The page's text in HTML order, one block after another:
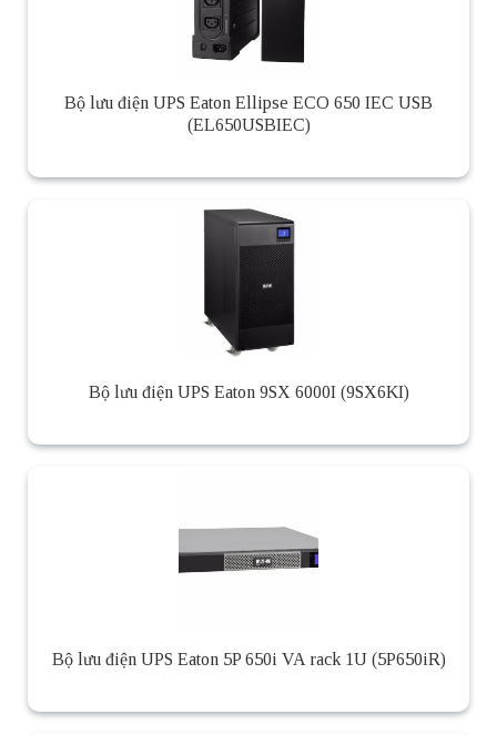
Bộ lưu điện UPS Eaton Ellipse ECO 650 IEC USB
(EL650USBIEC)
Bộ lưu điện UPS Eaton 9SX 6000I (9SX6KI)
Bộ lưu điện UPS Eaton 5P 650i VA rack 1U (5P650iR)